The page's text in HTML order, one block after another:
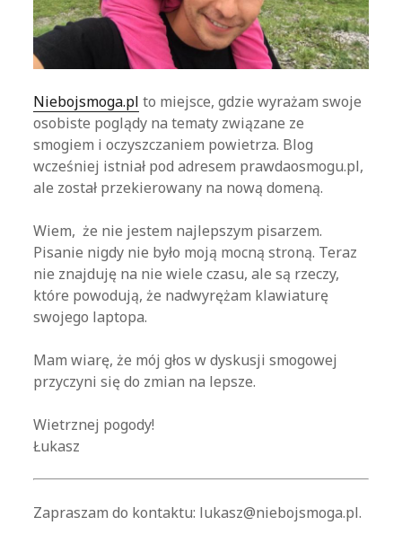
Niebojsmoga.pl to miejsce, gdzie wyrażam swoje
osobiste poglądy na tematy związane ze
smogiem i oczyszczaniem powietrza. Blog
wcześniej istniał pod adresem prawdaosmogu.pl,
ale został przekierowany na nową domeną.
Wiem, że nie jestem najlepszym pisarzem.
Pisanie nigdy nie było moją mocną stroną. Teraz
nie znajduję na nie wiele czasu, ale są rzeczy,
które powodują, że nadwyrężam klawiaturę
swojego laptopa.
Mam wiarę, że mój głos w dyskusji smogowej
przyczyni się do zmian na lepsze.
Wietrznej pogody!
Łukasz
Zapraszam do kontaktu: lukasz@niebojsmoga.pl.